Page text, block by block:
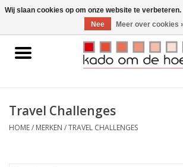
Home
Gadgets
Travel Challenges
HOME/ MERKEN /TRAVEL CHALLENGES
Wij slaan cookies op om onze website te
Nee
Meer over cookies